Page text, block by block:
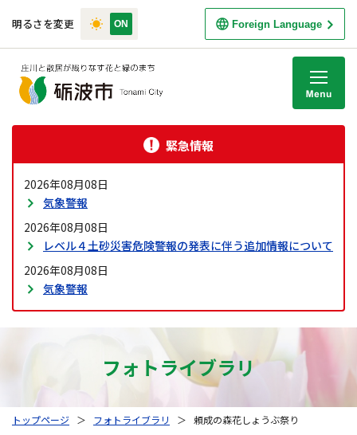
明るさを変更 Foreign Language
緊急情報
2026年08月08日
気象警報
2026年08月08日
レベル４土砂災害危険警報の発表に伴う追加情報について
2026年08月08日
気象警報
フォトライブラリ
トップページ ＞ フォトライブラリ ＞ 頼成の森花しょうぶ祭り